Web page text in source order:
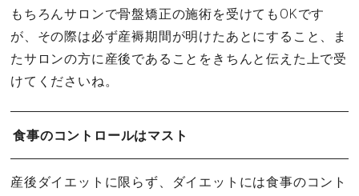
もちろんサロンで骨盤矯正の施術を受けてもOKです
が、その際は必ず産褥期間が明けたあとにすること、ま
たサロンの方に産後であることをきちんと伝えた上で受
けてくださいね。
食事のコントロールはマスト
産後ダイエットに限らず、ダイエットには食事のコント